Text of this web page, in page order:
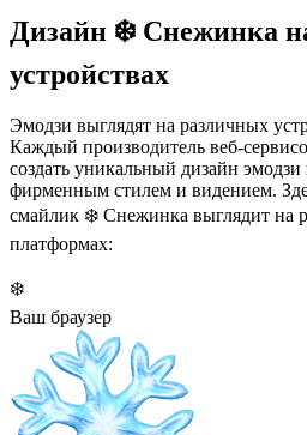
Дизайн ❄️ Снежинка
устройствах
Эмодзи выглядят на различных
Каждый производитель веб-
создать уникальный дизайн
фирменным стилем и видением.
смайлик ❄️ Снежинка выглядит на
платформах:
❄️
Ваш браузер